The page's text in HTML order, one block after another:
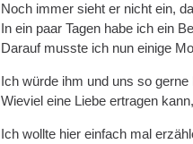
Noch immer sieht er nicht ein,
In ein paar Tagen habe ich ein
Darauf musste ich nun einige
Ich würde ihm und uns so
Wieviel eine Liebe ertragen
Ich wollte hier einfach mal